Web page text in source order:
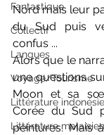
Fantastique
Collectif
Langues
Voyage/Tourisme
Littérature
Littérature
Nord mais leur
du Sud puis
confus ...
Alors que le
une questions
Moon et sa
Corée du Sud
peintures. Mais